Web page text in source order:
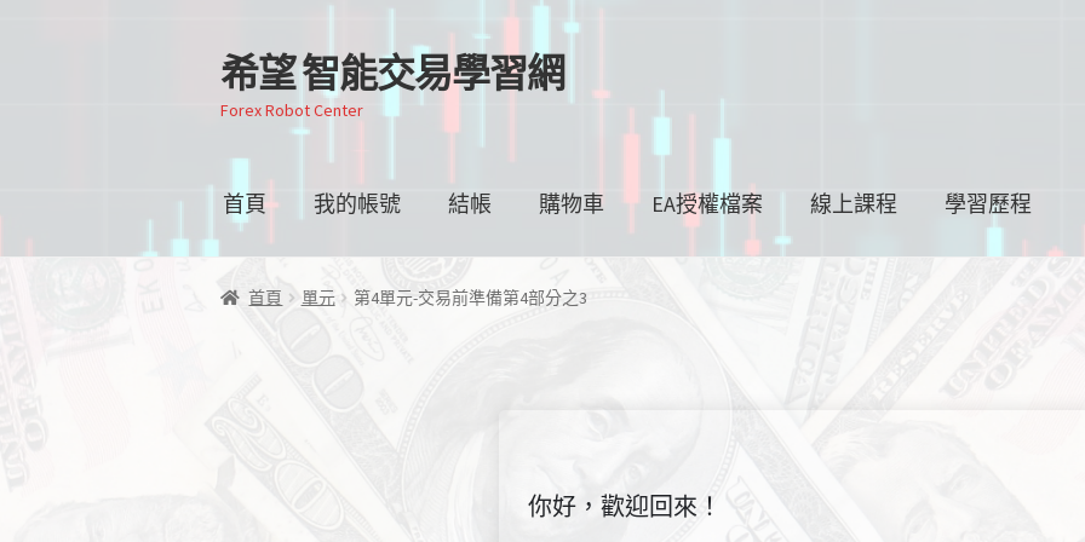
跳
至
導
覽
跳
至
主
要
容
希望 智能交易學習網
Forex Robot Center
首頁 我的帳號 結帳 購物車 EA授權檔案 線上課程 學習歷程
首頁 單元 第4單元-交易前準備第4部分之3
你好，歡迎回來！